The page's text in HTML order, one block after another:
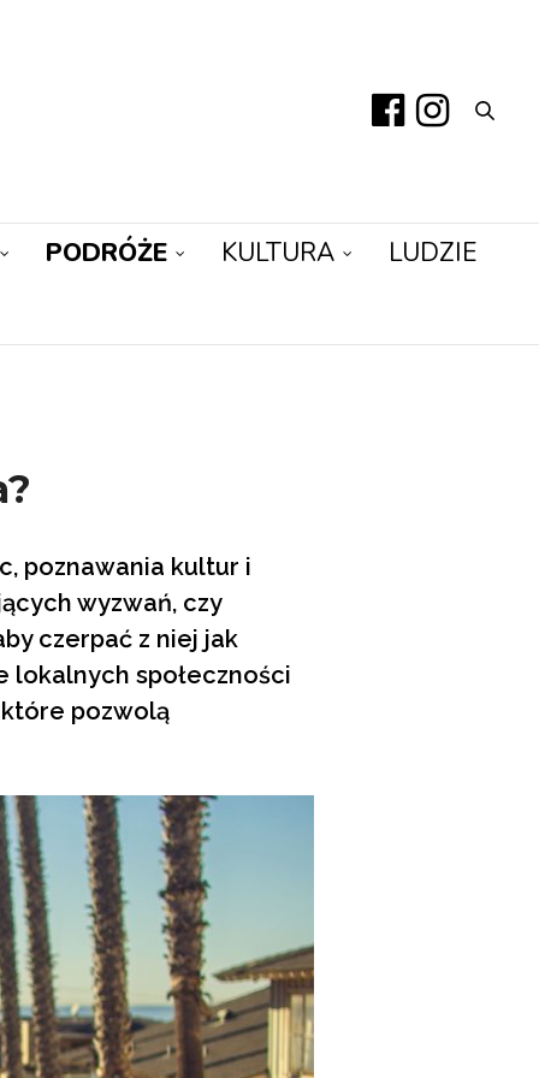
PODRÓŻE KULTURA LUDZIE
poznawania kultur i
wyzwań, czy
czerpać z niej jak
lokalnych społeczności
pozwolą